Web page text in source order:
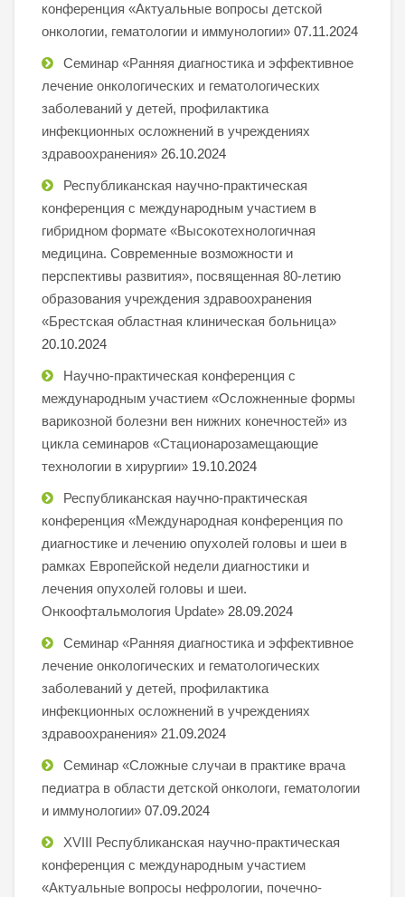
конференция «Актуальные вопросы детской
онкологии, гематологии и иммунологии» 07.11.2024
Семинар «Ранняя диагностика и эффективное
лечение онкологических и гематологических
заболеваний у детей, профилактика
инфекционных осложнений в учреждениях
здравоохранения» 26.10.2024
Республиканская научно-практическая
конференция с международным участием в
гибридном формате «Высокотехнологичная
медицина. Современные возможности и
перспективы развития», посвященная 80-летию
образования учреждения здравоохранения
«Брестская областная клиническая больница»
20.10.2024
Научно-практическая конференция с
международным участием «Осложненные формы
варикозной болезни вен нижних конечностей» из
цикла семинаров «Стационарозамещающие
технологии в хирургии» 19.10.2024
Республиканская научно-практическая
конференция «Международная конференция по
диагностике и лечению опухолей головы и шеи в
рамках Европейской недели диагностики и
лечения опухолей головы и шеи.
Онкоофтальмология Update» 28.09.2024
Семинар «Ранняя диагностика и эффективное
лечение онкологических и гематологических
заболеваний у детей, профилактика
инфекционных осложнений в учреждениях
здравоохранения» 21.09.2024
Семинар «Сложные случаи в практике врача
педиатра в области детской онкологи, гематологии
и иммунологии» 07.09.2024
XVIII Республиканская научно-практическая
конференция с международным участием
«Актуальные вопросы нефрологии, почечно-